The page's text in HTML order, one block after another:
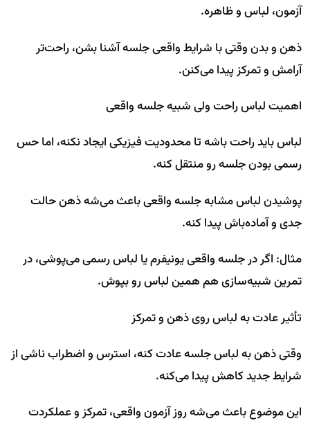
آزمون، لباس و ظاهره.
ذهن و بدن وقتی با شرایط واقعی جلسه آشنا بشن، راحت‌تر
آرامش و تمرکز پیدا می‌کنن.
اهمیت لباس راحت ولی شبیه جلسه واقعی
لباس باید راحت باشه تا محدودیت فیزیکی ایجاد نکنه، اما حس
رسمی بودن جلسه رو منتقل کنه.
پوشیدن لباس مشابه جلسه واقعی باعث می‌شه ذهن حالت
جدی و آماده‌باش پیدا کنه.
مثال: اگر در جلسه واقعی یونیفرم یا لباس رسمی می‌پوشی، در
تمرین شبیه‌سازی هم همین لباس رو بپوش.
تأثیر عادت به لباس روی ذهن و تمرکز
وقتی ذهن به لباس جلسه عادت کنه، استرس و اضطراب ناشی از
شرایط جدید کاهش پیدا می‌کنه.
این موضوع باعث می‌شه روز آزمون واقعی، تمرکز و عملکردت